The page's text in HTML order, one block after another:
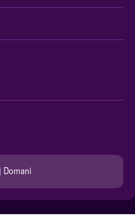
Domani